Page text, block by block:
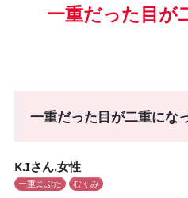
一重だった目が
一重だった目が二重にな
K.Iさん.女性
一重まぶた むくみ